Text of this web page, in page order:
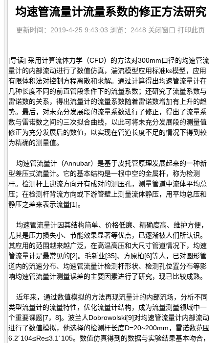
均速管流量计流量系数的修正方法研究
更新时间：2019-4-25 9:43:03 浏览：2448 关闭窗口 打印此页
[导读] 采用计算流体力学（CFD）的方法对300mm口径的均速管流
量计的内部流动进行了数值仿真，湍流模型应用标准kε模型，应用
有限体积法对控制方程离散和求解。通过计算得出均速管流量计在
几种长度不同的前直管段条件下的流量系数；还研究了流量系数与
雷诺数的关系，得出流量计的流量系数随着雷诺数增加有上升的趋
势。最后，对未充分发展段的流量系数进行了修正，得出了流量系
数与雷诺数之间的三次拟合曲线，以此可将未充分发展段的测量值
修正为充分发展后的数值，以实现在管道长度不足的情况下得到较
为精确的测量值。
均速管流量计（Annubar）是基于皮托管原理发展起来的一种新
型差压式流量计。它的基本结构是一根中空的金属杆，称为检测
杆。检测杆上迎流方向开有成对的测压孔，测量管道中流体平均总
压；在检测杆背流方向或下游管壁上测量流体静压，用平均总压和
静压之差来表示流量[1]。
均速管流量计因其结构简单、价格低廉、精确度高、维护方便，
尤其是压力损失小、节能效果显著等优点，已逐渐被人们所认识。
其应用的范围越来越广泛，在高温高压和大尺寸管道情况下，均速
管流量计是最常见的[2]。毛新业[35]、方原柏[6]等人，已对圆形管
道内的流速分布、均速管流量计检测杆形状、检测孔位置分布等影
响均速管流量计测量误差的主要因素进行了研究，现已比较成熟。
近年来，通过数值模拟的方法再现流量计的内部流场，分析不同
类型流量计的流量特性，优化流量计结构，成为流量测量领域中一
个重要课题[7，8]。波兰人Dobrowolski[9]对均速管流量计内部流动
进行了数值模拟，他选择的检测杆长度D=20~200mm，雷诺数范围
6.2´104≤Re≤3.1´105。数值仿真得到的数据与实验结果基本吻合，